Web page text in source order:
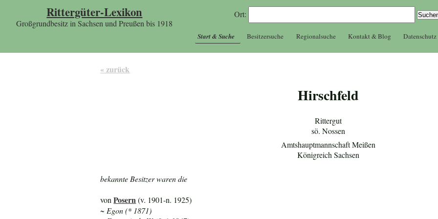
Rittergüter-Lexikon
Großgrundbesitz in Sachsen und Preußen bis 1918
Ort:
Start & Suche Besitzersuche Regionalsuche Kontakt & Blog Datenschutz
« zurück
Hirschfeld
Rittergut
sö. Nossen
Amtshauptmannschaft Meißen
Königreich Sachsen
bekannte Besitzer waren die
vonPosern (v. 1901-n. 1925)
~ Egon (* 1871)